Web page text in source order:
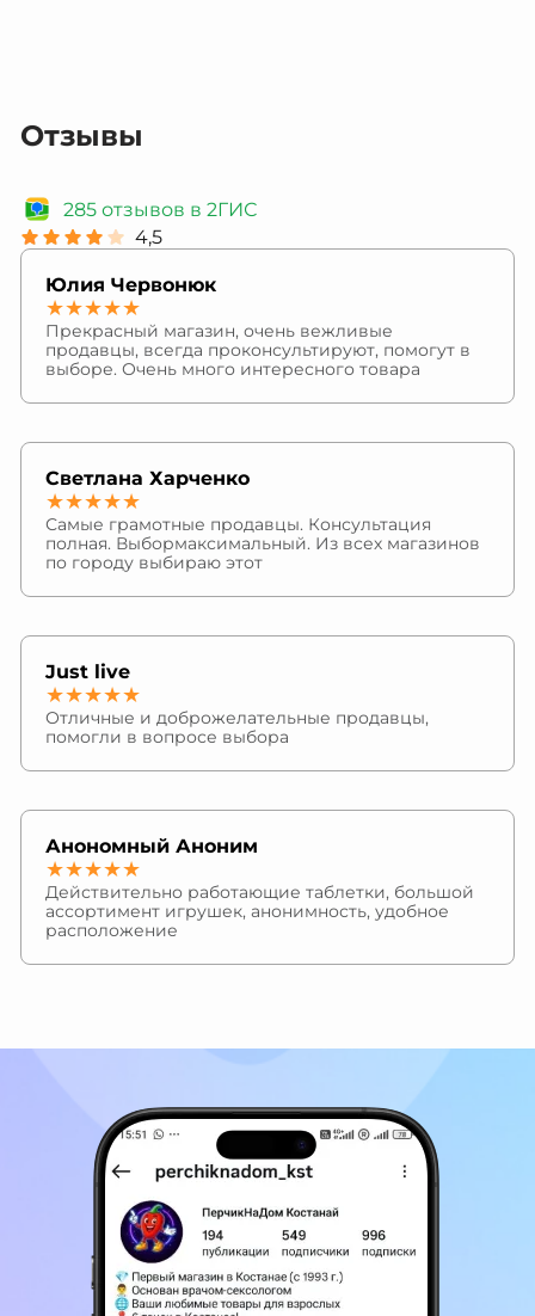
Отзывы
285 отзывов в 2ГИС
4,5
Юлия Червонюк
★★★★★
Прекрасный магазин, очень вежливые
продавцы, всегда проконсультируют, помогут в
выборе. Очень много интересного товара
Светлана Харченко
★★★★★
Самые грамотные продавцы. Консультация
полная. Выбормаксимальный. Из всех магазинов
по городу выбираю этот
Just live
★★★★★
Отличные и доброжелательные продавцы,
помогли в вопросе выбора
Анономный Аноним
★★★★★
Действительно работающие таблетки, большой
ассортимент игрушек, анонимность, удобное
расположение